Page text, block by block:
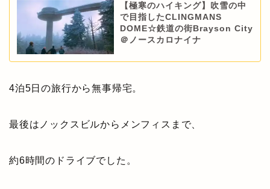
【極寒のハイキング】吹雪の中
で目指したCLINGMANS
DOME☆鉄道の街Brayson City
＠ノースカロナイナ
4泊5日の旅行から無事帰宅。
最後はノックスビルからメンフィスまで、
約6時間のドライブでした。